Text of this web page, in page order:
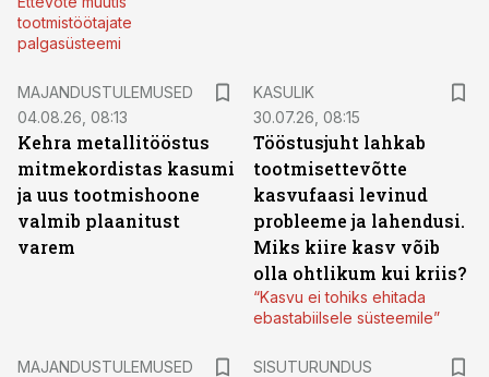
tootmistöötajate
palgasüsteemi
MAJANDUSTULEMUSED
04.08.26, 08:13
Kehra metallitööstus
mitmekordistas kasumi
ja uus tootmishoone
valmib plaanitust
varem
KASULIK
30.07.26, 08:15
Tööstusjuht lahkab
tootmisettevõtte
kasvufaasi levinud
probleeme ja lahendusi.
Miks kiire kasv võib
olla ohtlikum kui kriis?
“Kasvu ei tohiks ehitada
ebastabiilsele süsteemile”
MAJANDUSTULEMUSED
SISUTURUNDUS